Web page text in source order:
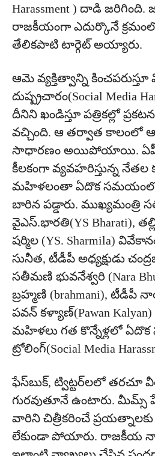
Harassment ) దాడి
రాజకీయంగా ఎదుర్కొనే క్రమంలో
తేలికపాటి టార్గెట్ అయ్యారు.
ఆమె వ్యక్తిత్వాన్ని
దుష్ప్రచారం(Social Media
దీనిని ఖండిస్తూ పత్రికల్లో
వచ్చింది. ఆ తర్వాత కాలంలో
సాధారణం అయిపోయాయి.
కీలకంగా వ్యవహరిస్తున్న నేతల
మహిళలంతా ఏదొక
బారిన పడ్డారు. ముఖ్యమంత్రి
వైఎస్‌.భారతి(YS Bharati),
షర్మిల (YS. Sharmila)
సునీత, టీడీపీ అధ్యక్షుడు
సతీమణి భువనేశ్వరి (Nara
బ్రహ్మణి (brahmani), టీడీపీ
పవన్‌ కళ్యాణ్‌(Pawan
మహిళలు గత కొన్నేళ్లలో ఏదొక
ట్రోలింగ్‌‌(Social Media
ఫేస్‌బుక్, ట్విట్టర్‌లలో
గురవుతూనే ఉంటారు. మీమ్స్‌
వారిని చిత్రీకరించే ప్రయత్నాలకు
లేకుండా పోయారు. రాజకీయ